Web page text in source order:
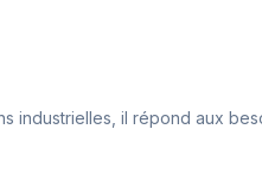
industrielles, il répond aux